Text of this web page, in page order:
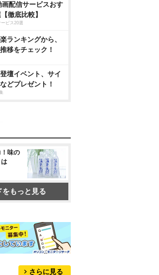
配信サービスおす
徹底比較】
ビス20選
ランキングから、
移をチェック！
壇イベント、サイ
どプレゼント！
味の
をもっと見る
さらに見る